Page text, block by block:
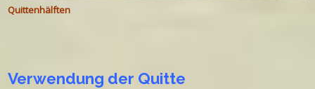
Quittenhälften
Verwendung der Quitte